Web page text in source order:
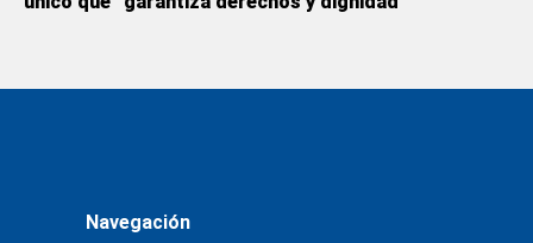
Navegación